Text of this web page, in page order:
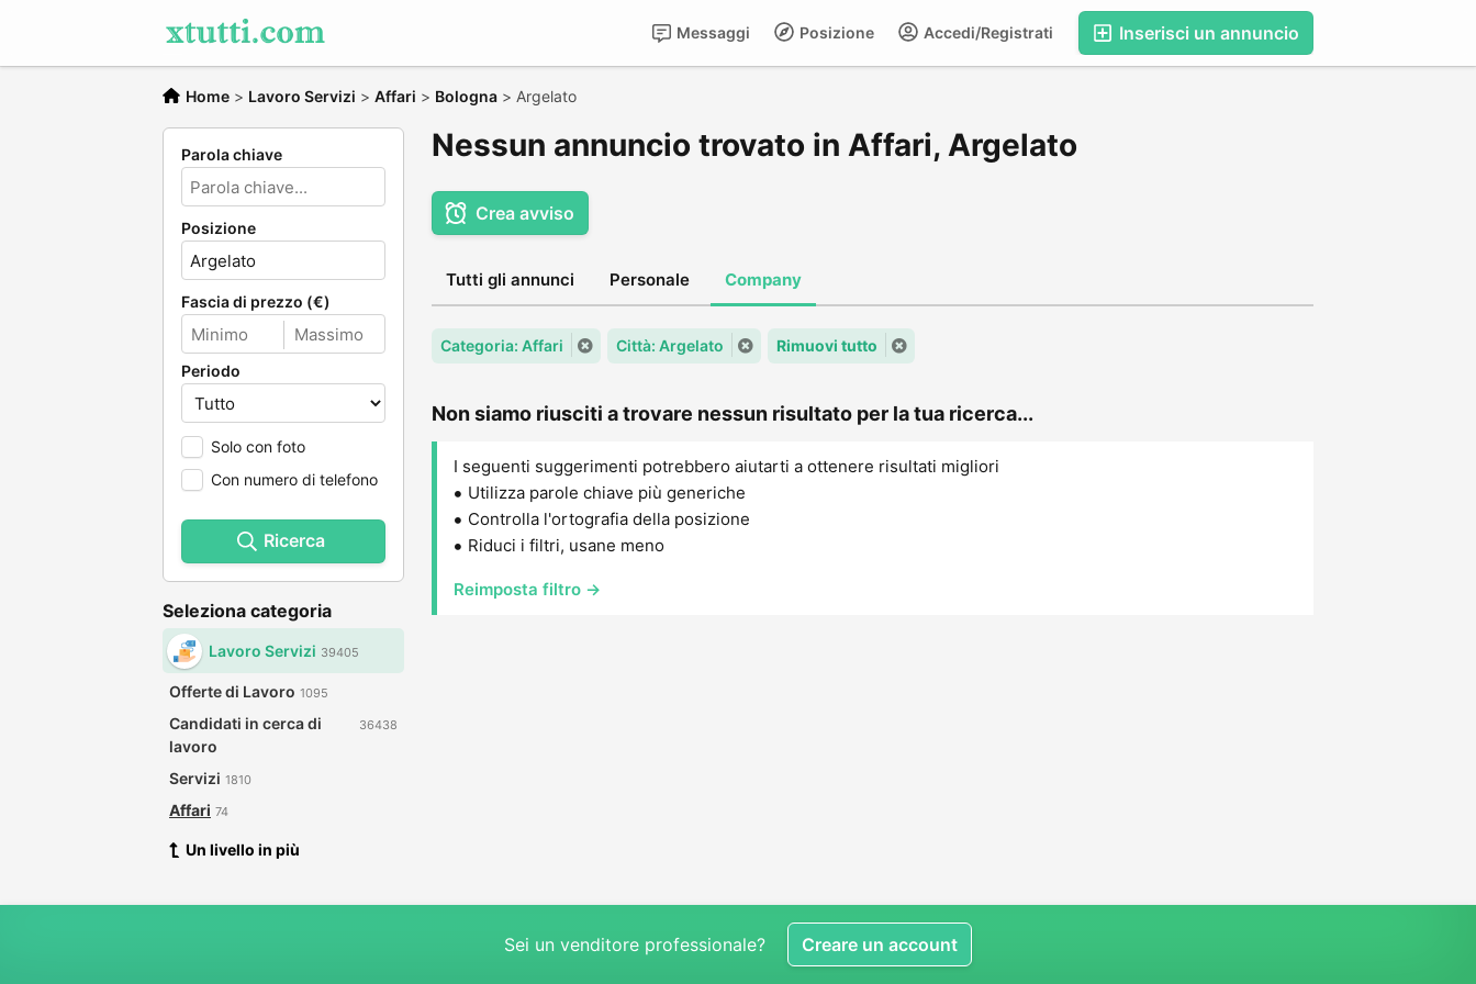
Inserisci un annuncio
Accedi/Registrati
Posizione
Messaggi
Home > Lavoro Servizi > Affari > Bologna > Argelato
Parola chiave
Posizione
Fascia di prezzo (€)
Periodo
Solo con foto
Con numero di telefono
Ricerca
Seleziona categoria
Lavoro Servizi 39405
Offerte di Lavoro 1095
Candidati in cerca di
lavoro
36438
Servizi 1810
Affari 74
Un livello in più
Nessun annuncio trovato in Affari, Argelato
Crea avviso
Tutti gli annunci Personale Company
Categoria: Affari Città: Argelato Rimuovi tutto
Non siamo riusciti a trovare nessun risultato per la tua ricerca...
I seguenti suggerimenti potrebbero aiutarti a ottenere risultati migliori
Utilizza parole chiave più generiche
Controlla l'ortografia della posizione
Riduci i filtri, usane meno
Reimposta filtro →
Sei un venditore professionale? Creare un account